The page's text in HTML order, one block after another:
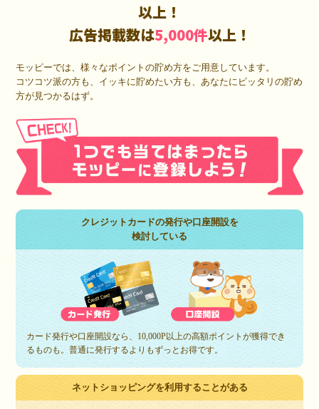
以上！
広告掲載数は5,000件以上！
モッピーでは、様々なポイントの貯め方をご用意しています。
コツコツ派の方も、イッキに貯めたい方も、あなたにピッタリの貯め
方が見つかるはず。
クレジットカードの発行や口座開設を
検討している
カード発行や口座開設なら、10,000P以上の高額ポイントが獲得でき
るものも。普通に発行するよりもずっとお得です。
ネットショッピングを利用することがある